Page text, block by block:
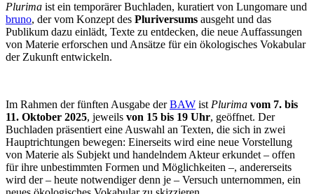
Plurima ist ein temporärer Buchladen, kuratiert von Lungomare und
bruno, der vom Konzept des Pluriversums ausgeht und das
Publikum dazu einlädt, Texte zu entdecken, die neue Auffassungen
von Materie erforschen und Ansätze für ein ökologisches Vokabular
der Zukunft entwickeln.
Im Rahmen der fünften Ausgabe derBAW ist Plurima vom 7. bis
11. Oktober 2025, jeweils von 15 bis 19 Uhr, geöffnet. Der
Buchladen präsentiert eine Auswahl an Texten, die sich in zwei
Hauptrichtungen bewegen: Einerseits wird eine neue Vorstellung
von Materie als Subjekt und handelndem Akteur erkundet – offen
für ihre unbestimmten Formen und Möglichkeiten –, andererseits
wird der – heute notwendiger denn je – Versuch unternommen, ein